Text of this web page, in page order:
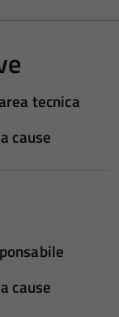
tecnica
cause
cause